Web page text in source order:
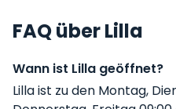
FAQ über Lilla
Wann ist Lilla geöffnet?
Lilla ist zu den Montag,